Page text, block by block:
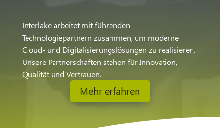
Interlake arbeitet mit führenden
Technologiepartnern zusammen, um moderne
Cloud- und Digitalisierungslösungen zu realisieren.
Unsere Partnerschaften stehen für Innovation,
Qualität und Vertrauen.
Mehr erfahren